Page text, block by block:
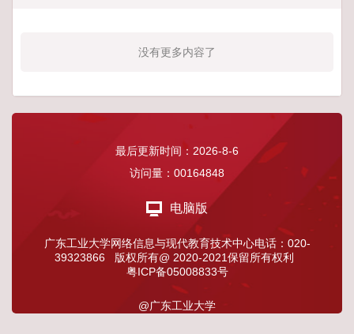
没有更多内容了
最后更新时间： 2026-8-6
访问量： 00164848
电脑版
广东工业大学网络信息与现代教育技术中心电话：020-
39323866 版权所有@ 2020-2021保留所有权利
粤ICP备05008833号
@广东工业大学